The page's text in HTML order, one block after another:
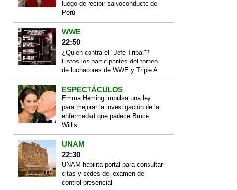
luego de recibir salvoconducto de
Perú
WWE
22:50
¿Quien contra el "Jefe Tribal"?
Listos los participantes del torneo
de luchadores de WWE y Triple A
ESPECTÁCULOS
Emma Heming impulsa una ley
para mejorar la investigación de la
enfermedad que padece Bruce
Willis
UNAM
22:30
UNAM habilita portal para consultar
citas y sedes del examen de
control presencial